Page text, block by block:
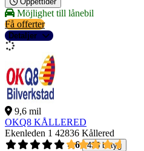
Möjlighet till lånebil
Få offerter
Detaljer
9,6 mil
OKQ8 KÅLLERED
Ekenleden 1 42836 Kållered
4,6
435 betyg